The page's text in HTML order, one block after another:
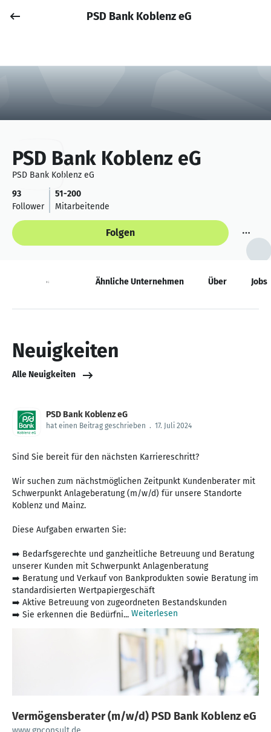
Anmelden
PSD Bank Koblenz eG
PSD Bank Koblenz eG
PSD Bank Koblenz eG
93
Follower
51-200
Mitarbeitende
Folgen
Neuigkeiten Ähnliche Unternehmen Über Jobs
Neuigkeiten
Alle Neuigkeiten
PSD Bank Koblenz eG
hat einen Beitrag geschrieben . 17. Juli 2024
Sind Sie bereit für den nächsten Karriereschritt?
Wir suchen zum nächstmöglichen Zeitpunkt Kundenberater mit
Schwerpunkt Anlageberatung (m/w/d) für unsere Standorte
Koblenz und Mainz.
Diese Aufgaben erwarten Sie:
➡️ Bedarfsgerechte und ganzheitliche Betreuung und Beratung
unserer Kunden mit Schwerpunkt Anlagenberatung
➡️ Beratung und Verkauf von Bankprodukten sowie Beratung im
standardisierten Wertpapiergeschäft
➡️ Aktive Betreuung von zugeordneten Bestandskunden
➡️ Sie erkennen die Bedürfni... Weiterlesen
Vermögensberater (m/w/d) PSD Bank Koblenz eG